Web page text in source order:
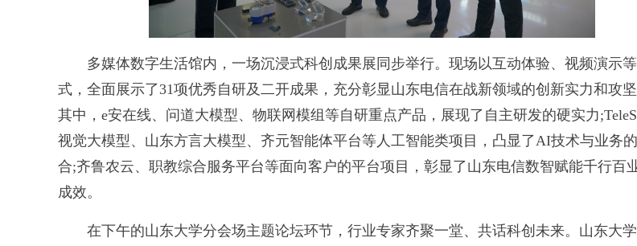
多媒体数字生活馆内，一场沉浸式科创成果展同步举行。现场以互动体验、视频演示
式，全面展示了31项优秀自研及二开成果，充分彰显山东电信在战新领域的创新实力和攻坚
其中，e安在线、问道大模型、物联网模组等自研重点产品，展现了自主研发的硬实力
视觉大模型、山东方言大模型、齐元智能体平台等人工智能类项目，凸显了AI技术与业务
合;齐鲁农云、职教综合服务平台等面向客户的平台项目，彰显了山东电信数智赋能千行百
成效。
在下午的山东大学分会场主题论坛环节，行业专家齐聚一堂、共话科创未来。山东大